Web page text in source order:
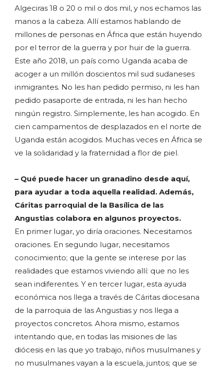
Algeciras 18 o 20 o mil o dos mil, y nos echamos las
manos a la cabeza. Allí estamos hablando de
millones de personas en África que están huyendo
por el terror de la guerra y por huir de la guerra.
Este año 2018, un país como Uganda acaba de
acoger a un millón doscientos mil sud sudaneses
inmigrantes. No les han pedido permiso, ni les han
pedido pasaporte de entrada, ni les han hecho
ningún registro. Simplemente, les han acogido. En
cien campamentos de desplazados en el norte de
Uganda están acogidos. Muchas veces en África se
ve la solidaridad y la fraternidad a flor de piel.
– Qué puede hacer un granadino desde aquí,
para ayudar a toda aquella realidad. Además,
Cáritas parroquial de la Basílica de las
Angustias colabora en algunos proyectos.
En primer lugar, yo diría oraciones. Necesitamos
oraciones. En segundo lugar, necesitamos
conocimiento; que la gente se interese por las
realidades que estamos viviendo allí: que no les
sean indiferentes. Y en tercer lugar, esta ayuda
económica nos llega a través de Cáritas diocesana
de la parroquia de las Angustias y nos llega a
proyectos concretos. Ahora mismo, estamos
intentando que, en todas las misiones de las
diócesis en las que yo trabajo, niños musulmanes y
no musulmanes vayan a la escuela, juntos; que se